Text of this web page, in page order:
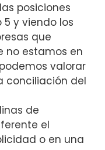
posiciones
y viendo los
que
no estamos en
valorar
conciliación del
de
el
o en una